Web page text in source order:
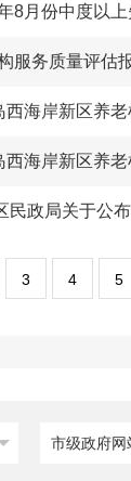
服务质量评估
西海岸新区养
西海岸新区养
3 4 5
市级政府网